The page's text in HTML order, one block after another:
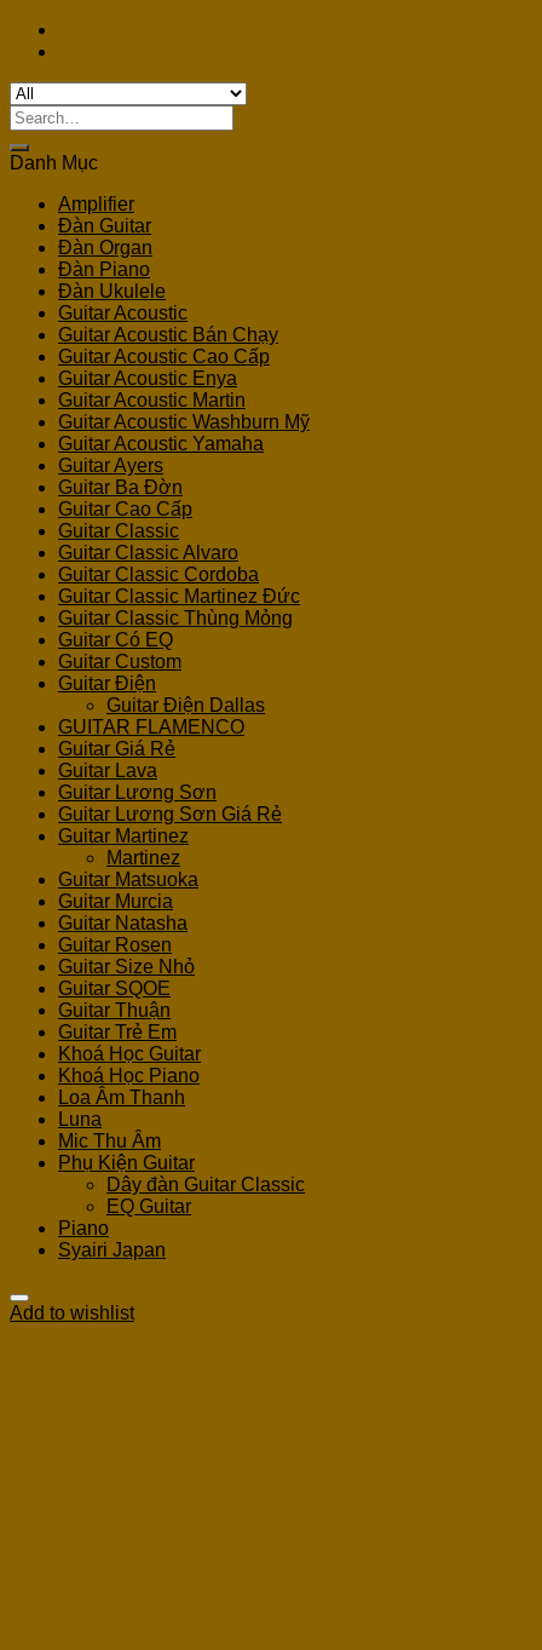
Search
for:
Danh Mục
Amplifier
Đàn Guitar
Đàn Organ
Đàn Piano
Đàn Ukulele
Guitar Acoustic
Guitar Acoustic Bán Chạy
Guitar Acoustic Cao Cấp
Guitar Acoustic Enya
Guitar Acoustic Martin
Guitar Acoustic Washburn Mỹ
Guitar Acoustic Yamaha
Guitar Ayers
Guitar Ba Đờn
Guitar Cao Cấp
Guitar Classic
Guitar Classic Alvaro
Guitar Classic Cordoba
Guitar Classic Martinez Đức
Guitar Classic Thùng Mỏng
Guitar Có EQ
Guitar Custom
Guitar Điện
Guitar Điện Dallas
GUITAR FLAMENCO
Guitar Giá Rẻ
Guitar Lava
Guitar Lương Sơn
Guitar Lương Sơn Giá Rẻ
Guitar Martinez
Martinez
Guitar Matsuoka
Guitar Murcia
Guitar Natasha
Guitar Rosen
Guitar Size Nhỏ
Guitar SQOE
Guitar Thuận
Guitar Trẻ Em
Khoá Học Guitar
Khoá Học Piano
Loa Âm Thanh
Luna
Mic Thu Âm
Phụ Kiện Guitar
Dây đàn Guitar Classic
EQ Guitar
Piano
Syairi Japan
Add to wishlist